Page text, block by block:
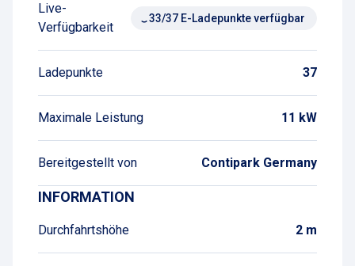
Live-
Verfügbarkeit
33/37 E-Ladepunkte verfügbar
Ladepunkte 37
Maximale Leistung 11 kW
Bereitgestellt von Contipark Germany
INFORMATION
Durchfahrtshöhe 2 m